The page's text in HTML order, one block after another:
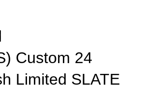
Custom 24
Limited SLATE